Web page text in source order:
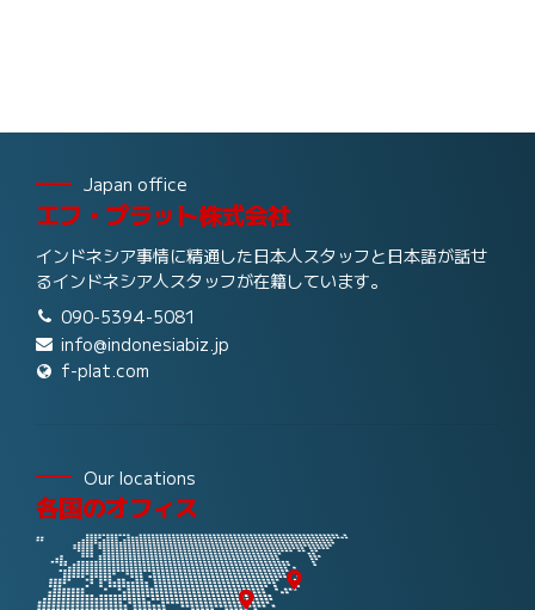
Japan office
エフ・プラット株式会社
インドネシア事情に精通した日本人スタッフと日本語が話せ
るインドネシア人スタッフが在籍しています。
090-5394-5081
info@indonesiabiz.jp
f-plat.com
Our locations
各国のオフィス